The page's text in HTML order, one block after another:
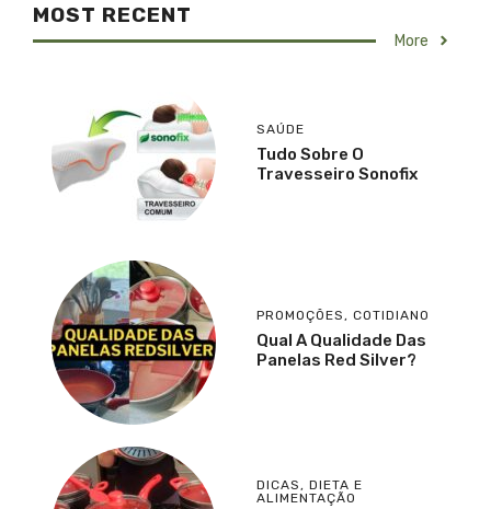
MOST RECENT
More
SAÚDE
Tudo Sobre O
Travesseiro Sonofix
PROMOÇÕES, COTIDIANO
Qual A Qualidade Das
Panelas Red Silver?
DICAS, DIETA E
ALIMENTAÇÃO